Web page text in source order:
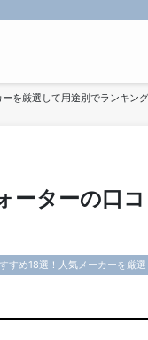
を厳選して用途別でランキング
ーターの口
すめ18選！人気メーカーを厳